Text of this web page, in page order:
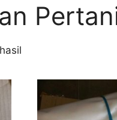
popularitas